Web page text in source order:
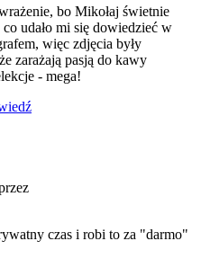
bo Mikołaj świetnie
udało mi się dowiedzieć w
więc zdjęcia były
zarażają pasją do kawy
- mega!
czas i robi to za "darmo"